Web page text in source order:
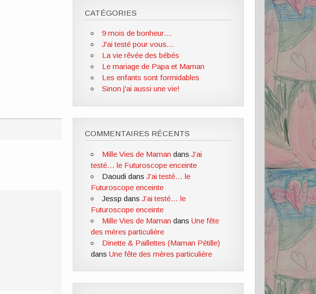
CATÉGORIES
9 mois de bonheur…
J'ai testé pour vous…
La vie rêvée des bébés
Le mariage de Papa et Maman
Les enfants sont formidables
Sinon j'ai aussi une vie!
COMMENTAIRES RÉCENTS
Mille Vies de Mamandans J’ai
testé… le Futuroscope enceinte
Daoudidans J’ai testé… le
Futuroscope enceinte
Jessp dans J’ai testé… le
Futuroscope enceinte
Mille Vies de Mamandans Une fête
des mères particulière
Dinette & Paillettes (Maman Pétille)
dansUne fête des mères particulière